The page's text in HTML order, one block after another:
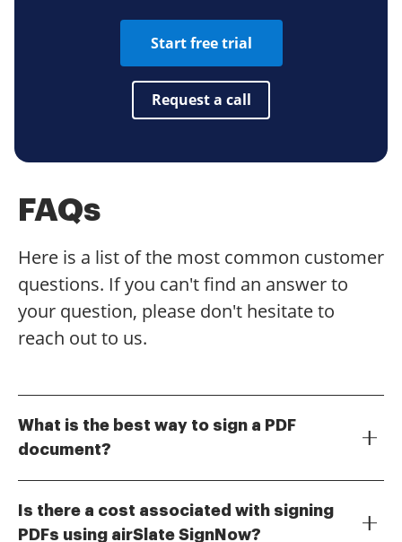
Start free trial
Request a call
FAQs
Here is a list of the most common customer
questions. If you can't find an answer to
your question, please don't hesitate to
reach out to us.
What is the best way to sign a PDF
document?
upload your PDF, add your signature, and send it
securely. With just a few clicks, you can sign PDF
Is there a cost associated with signing
PDFs using airSlate SignNow?